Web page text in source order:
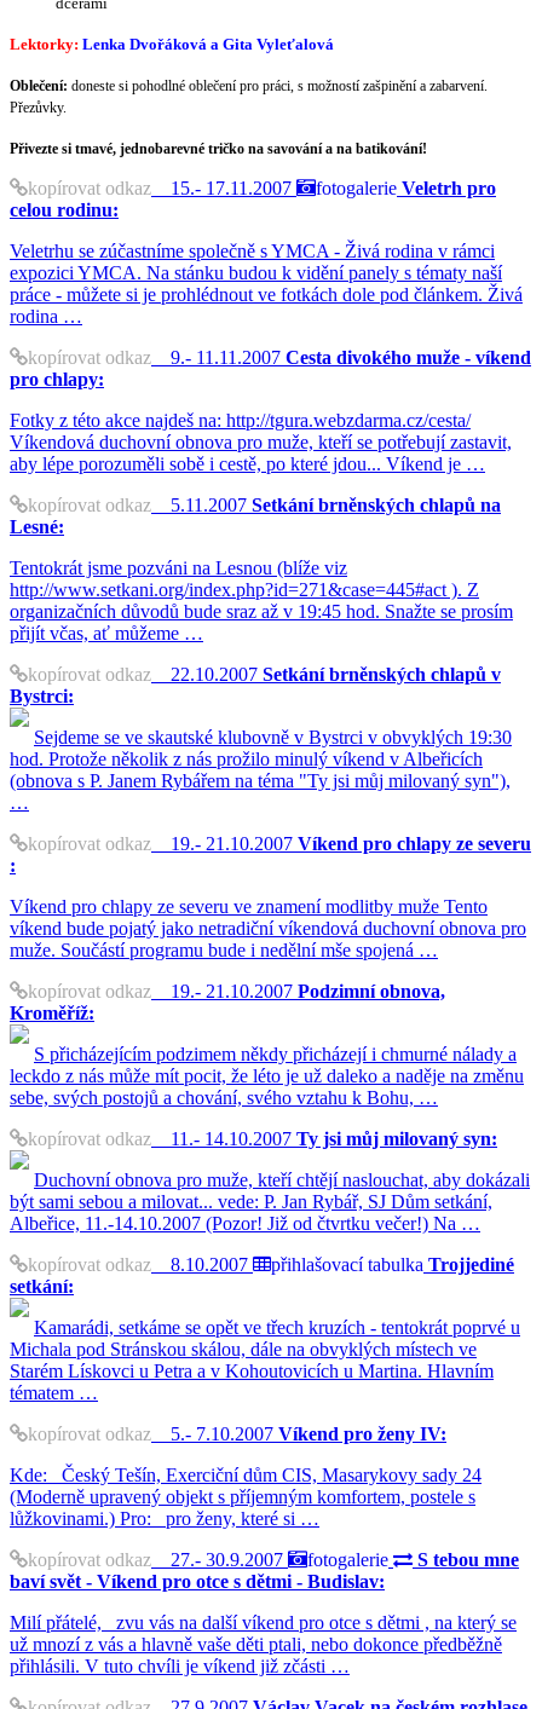
Lektorky: Lenka Dvořáková a Gita Vyleťalová
Oblečení: doneste si pohodlné oblečení pro práci, s možností zašpinění a zabarvení.
Přezůvky.
Přivezte si tmavé, jednobarevné tričko na savování a na batikování!
kopírovat odkaz 15.- 17.11.2007 fotogalerie Veletrh pro
celou rodinu:
Veletrhu se zúčastníme společně s YMCA - Živá rodina v rámci
expozici YMCA. Na stánku budou k vidění panely s tématy naší
práce - můžete si je prohlédnout ve fotkách dole pod článkem. Živá
rodina …
kopírovat odkaz 9.- 11.11.2007 Cesta divokého muže - víkend
pro chlapy:
Fotky z této akce najdeš na: http://tgura.webzdarma.cz/cesta/
Víkendová duchovní obnova pro muže, kteří se potřebují zastavit,
aby lépe porozuměli sobě i cestě, po které jdou... Víkend je …
kopírovat odkaz 5.11.2007 Setkání brněnských chlapů na
Lesné:
Tentokrát jsme pozváni na Lesnou (blíže viz
http://www.setkani.org/index.php?id=271&case=445#act ). Z
organizačních důvodů bude sraz až v 19:45 hod. Snažte se prosím
přijít včas, ať můžeme …
kopírovat odkaz 22.10.2007 Setkání brněnských chlapů v
Bystrci:
Sejdeme se ve skautské klubovně v Bystrci v obvyklých 19:30
hod. Protože několik z nás prožilo minulý víkend v Albeřicích
(obnova s P. Janem Rybářem na téma "Ty jsi můj milovaný syn"),
…
kopírovat odkaz 19.- 21.10.2007 Víkend pro chlapy ze severu
:
Víkend pro chlapy ze severu ve znamení modlitby muže Tento
víkend bude pojatý jako netradiční víkendová duchovní obnova pro
muže. Součástí programu bude i nedělní mše spojená …
kopírovat odkaz 19.- 21.10.2007 Podzimní obnova,
Kroměříž:
S přicházejícím podzimem někdy přicházejí i chmurné nálady a
leckdo z nás může mít pocit, že léto je už daleko a naděje na změnu
sebe, svých postojů a chování, svého vztahu k Bohu, …
kopírovat odkaz 11.- 14.10.2007 Ty jsi můj milovaný syn:
Duchovní obnova pro muže, kteří chtějí naslouchat, aby dokázali
být sami sebou a milovat... vede: P. Jan Rybář, SJ Dům setkání,
Albeřice, 11.-14.10.2007 (Pozor! Již od čtvrtku večer!) Na …
kopírovat odkaz 8.10.2007 přihlašovací tabulka Trojjediné
setkání:
Kamarádi, setkáme se opět ve třech kruzích - tentokrát poprvé u
Michala pod Stránskou skálou, dále na obvyklých místech ve
Starém Lískovci u Petra a v Kohoutovicích u Martina. Hlavním
tématem …
kopírovat odkaz 5.- 7.10.2007 Víkend pro ženy IV:
Kde: Český Tešín, Exerciční dům CIS, Masarykovy sady 24
(Moderně upravený objekt s příjemným komfortem, postele s
lůžkovinami.) Pro: pro ženy, které si …
kopírovat odkaz 27.- 30.9.2007 fotogalerie
S tebou mne
baví svět - Víkend pro otce s dětmi - Budislav:
Milí přátelé, zvu vás na další víkend pro otce s dětmi , na který se
už mnozí z vás a hlavně vaše děti ptali, nebo dokonce předběžně
přihlásili. V tuto chvíli je víkend již zčásti …